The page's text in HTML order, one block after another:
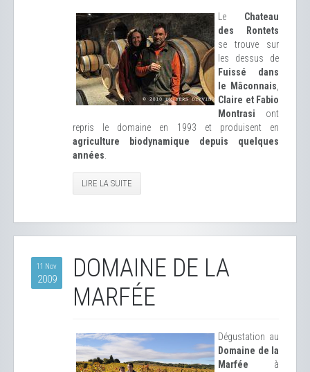
Le Chateau
des Rontets
se trouve sur
les dessus de
Fuissé dans
le Mâconnais
Claire et Fabio
Montrasi ont
repris le domaine en 1993 et produisent en
agriculture biodynamique depuis quelques
années
LIRE LA SUITE
11 Nov
2009
DOMAINE DE LA
MARFÉE
Dégustation au
Domaine de la
Marfée à